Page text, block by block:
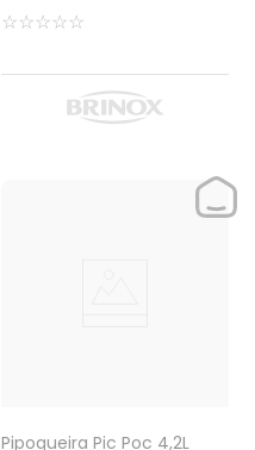
☆☆☆☆☆
Pipoqueira Pic Poc 4,2L